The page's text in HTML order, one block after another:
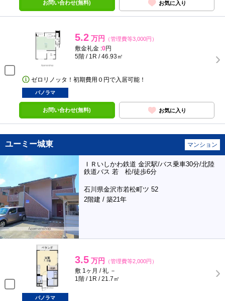
お問い合わせ(無料) お気に入り
5.2 万円 （管理費等3,000円）
敷金礼金 :0円
5階 / 1R / 46.93㎡
ゼロリノッタ！初期費用０円で入居可能！
パノラマ
お問い合わせ(無料) お気に入り
ユーミー城東 マンション
ＩＲいしかわ鉄道 金沢駅/バス乗車30分/北陸
鉄道バス 若 松/徒歩6分
石川県金沢市若松町ツ 52
2階建 / 築21年
3.5 万円 （管理費等2,000円）
敷 1ヶ月 / 礼 －
1階 / 1R / 21.7㎡
パノラマ